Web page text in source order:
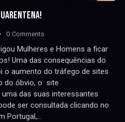
0 Comments
Mulheres e Homens a ficar
Uma das consequências do
o aumento do tráfego de sites
do óbvio, o site
das suas interessantes
ser consultada clicando no
Portugal,…